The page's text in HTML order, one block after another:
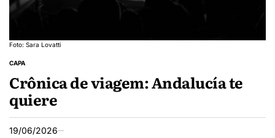
Foto: Sara Lovatti
CAPA
Crônica de viagem: Andalucía te
quiere
19/06/2026